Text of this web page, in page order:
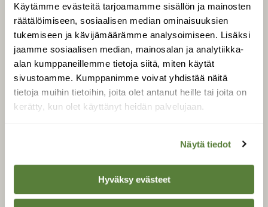
Käytämme evästeitä tarjoamamme sisällön ja mainosten
räätälöimiseen, sosiaalisen median ominaisuuksien
tukemiseen ja kävijämäärämme analysoimiseen. Lisäksi
jaamme sosiaalisen median, mainosalan ja analytiikka-
alan kumppaneillemme tietoja siitä, miten käytät
sivustoamme. Kumppanimme voivat yhdistää näitä
tietoja muihin tietoihin, joita olet antanut heille tai joita on
kerätty, kun olet käyttänyt heidän palvelujaan.
Näytä tiedot
Hyväksy evästeet
Äänestä parasta juttua
Tilaa uutiskirje
SUOMEN LUONNON­
SUOJELU­LIITTO
Suomen Luonto -lehden
luonnonsuojelu­liitto.